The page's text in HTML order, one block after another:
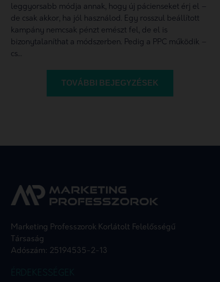
leggyorsabb módja annak, hogy új pácienseket érj el –
de csak akkor, ha jól használod. Egy rosszul beállított
kampány nemcsak pénzt emészt fel, de el is
bizonytalaníthat a módszerben. Pedig a PPC működik –
cs...
TOVÁBBI BEJEGYZÉSEK
Marketing Professzorok Korlátolt Felelősségű
Társaság
Adószám: 25194535-2-13
ÉRDEKESSÉGEK